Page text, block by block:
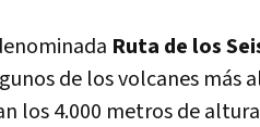
Ruta de los
de los volcanes más
los 4.000 metros de